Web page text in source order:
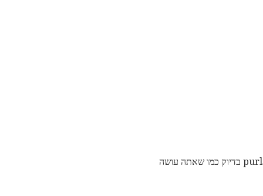
לעתים קרובות אתה רואה דפוסים שאומרים "לקשור את הדפוס", כלומר לסרוג את הסרוגים ואת עין הפוכה purls בדיוק כמו שאתה עושה